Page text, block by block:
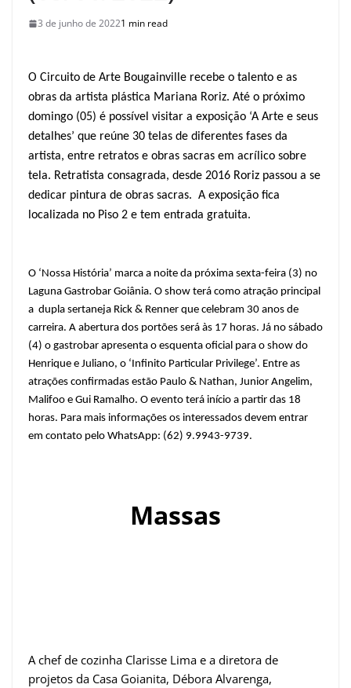
3 de junho de 20221 min read
O Circuito de Arte Bougainville recebe o talento e as
obras da artista plástica Mariana Roriz. Até o próximo
domingo (05) é possível visitar a exposição ‘A Arte e seus
detalhes’ que reúne 30 telas de diferentes fases da
artista, entre retratos e obras sacras em acrílico sobre
tela. Retratista consagrada, desde 2016 Roriz passou a se
dedicar pintura de obras sacras. A exposição fica
localizada no Piso 2 e tem entrada gratuita.
O ‘Nossa História’ marca a noite da próxima sexta-feira (3) no
Laguna Gastrobar Goiânia. O show terá como atração principal
a dupla sertaneja Rick & Renner que celebram 30 anos de
carreira. A abertura dos portões será às 17 horas. Já no sábado
(4) o gastrobar apresenta o esquenta oficial para o show do
Henrique e Juliano, o ‘Infinito Particular Privilege’. Entre as
atrações confirmadas estão Paulo & Nathan, Junior Angelim,
Malifoo e Gui Ramalho. O evento terá início a partir das 18
horas. Para mais informações os interessados devem entrar
em contato pelo WhatsApp: (62) 9.9943-9739.
Massas
A chef de cozinha Clarisse Lima e a diretora de
projetos da Casa Goianita, Débora Alvarenga,